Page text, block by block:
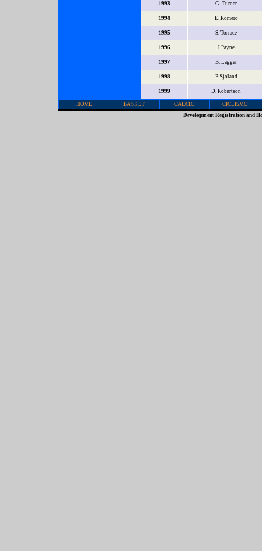
1993 G. Turner
1994 E. Romero
1995 S. Torrace
1996 J.Payne
1997 B. Lagger
1998 P. Sjoland
1999 D. Robertson
HOME BASKET CALCIO
CICLISMO
Development Registration and